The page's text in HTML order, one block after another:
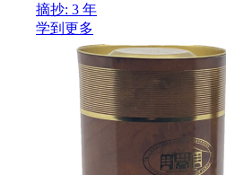
摘抄: 3 年
学到更多